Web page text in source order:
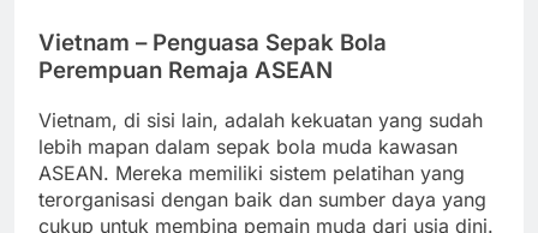
Vietnam – Penguasa Sepak Bola
Perempuan Remaja ASEAN
Vietnam, di sisi lain, adalah kekuatan yang sudah
lebih mapan dalam sepak bola muda kawasan
ASEAN. Mereka memiliki sistem pelatihan yang
terorganisasi dengan baik dan sumber daya yang
cukup untuk membina pemain muda dari usia dini.